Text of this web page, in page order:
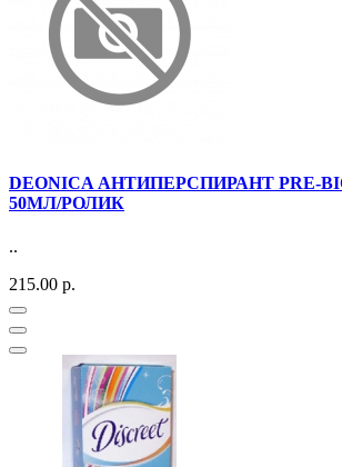
DEONICA АНТИПЕРСПИРАНТ PRE-
50МЛ/РОЛИК
..
215.00 р.